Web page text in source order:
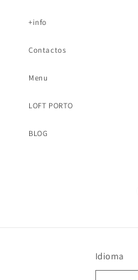
+info
Contactos
Menu
LOFT PORTO
BLOG
Idioma